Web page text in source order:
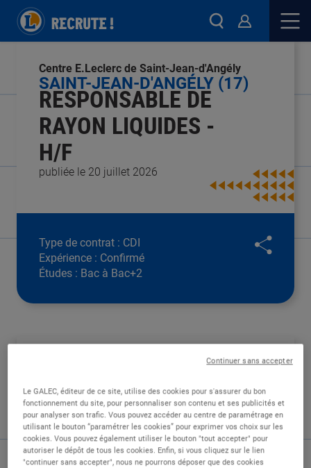
publiée le 20 juillet 2026
RESPONSABLE DE
RAYON LIQUIDES -
H/F
SAINT-JEAN-D'ANGÉLY (17)
Centre E.Leclerc de Saint-Jean-d'Angély
Type de contrat : CDI
Expérience : Confirmé
Études : Bac à Bac+2
Nous recherchons un(e) Responsable de rayon
Liquides en CDI pour piloter et assurer le suivi
des performances de notre rayon selon les
objectifs fixés par la direction.
Le GALEC, éditeur de ce site, utilise des cookies pour s'assurer du bon
fonctionnement du site, pour personnaliser son contenu et ses publicités et
pour analyser son trafic. Vous pouvez accéder au centre de paramétrage en
utilisant le bouton “paramétrer les cookies” pour exprimer vos choix sur les
cookies. Vous pouvez également utiliser le bouton "tout accepter" pour
autoriser le dépôt de tous les cookies. Enfin, si vous cliquez sur le lien
"continuer sans accepter", nous ne pourrons déposer que des cookies
Continuer sans accepter